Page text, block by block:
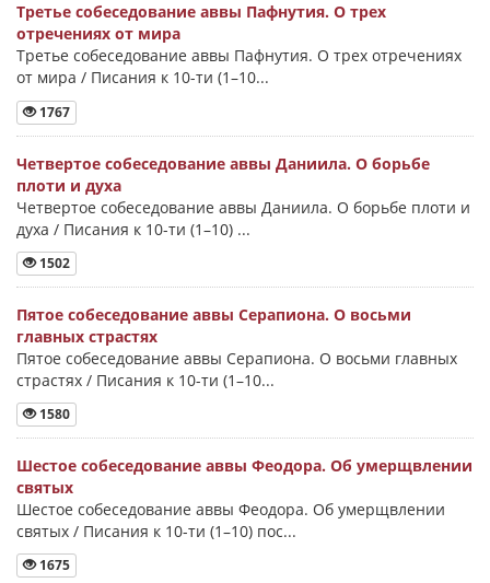
Третье собеседование аввы Пафнутия. О трех
отречениях от мира
Третье собеседование аввы Пафнутия. О трех отречениях
от мира / Писания к 10-ти (1–10...
1767
Четвертое собеседование аввы Даниила. О борьбе
плоти и духа
Четвертое собеседование аввы Даниила. О борьбе плоти и
духа / Писания к 10-ти (1–10) ...
1502
Пятое собеседование аввы Серапиона. О восьми
главных страстях
Пятое собеседование аввы Серапиона. О восьми главных
страстях / Писания к 10-ти (1–10...
1580
Шестое собеседование аввы Феодора. Об умерщвлении
святых
Шестое собеседование аввы Феодора. Об умерщвлении
святых / Писания к 10-ти (1–10) пос...
1675